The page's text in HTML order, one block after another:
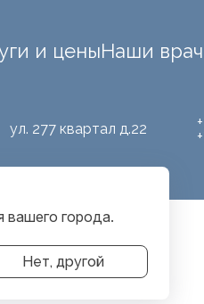
и ценыНаши
ул. 277 квартал д.22
вашего города.
Нет, другой
Полости